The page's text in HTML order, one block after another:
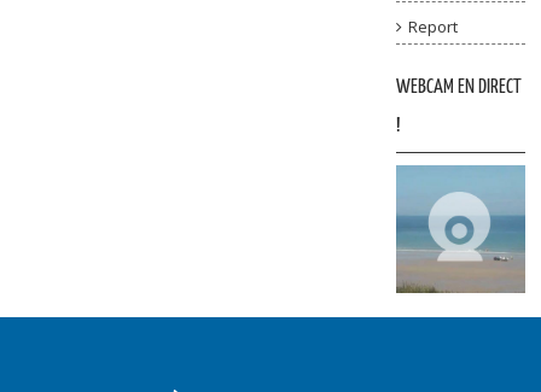
Report
WEBCAM EN DIRECT
!